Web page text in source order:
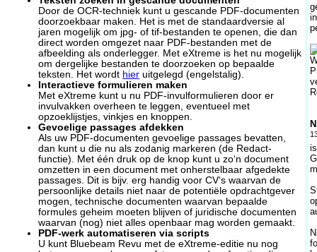
Door de OCR-techniek kunt u gescande PDF-documenten
doorzoekbaar maken. Het is met de standaardversie al
jaren mogelijk om jpg- of tif-bestanden te openen, die dan
direct worden omgezet naar PDF-bestanden met de
afbeelding als onderlegger. Met eXtreme is het nu mogelijk
om dergelijke bestanden te doorzoeken op bepaalde
teksten. Het wordt hier uitgelegd (engelstalig).
Interactieve formulieren maken
Met eXtreme kunt u nu PDF-invulformulieren door er
invulvakken overheen te leggen, eventueel met
opzoeklijstjes, vinkjes en knoppen.
Gevoelige passages afdekken
Als uw PDF-documenten gevoelige passages bevatten,
dan kunt u die nu als zodanig markeren (de Redact-
functie). Met één druk op de knop kunt u zo‘n document
omzetten in een document met onherstelbaar afgedekte
passages. Dit is bijv. erg handig voor CV‘s waarvan de
persoonlijke details niet naar de potentiële opdrachtgever
mogen, technische documenten waarvan bepaalde
formules geheim moeten blijven of juridische documenten
waarvan (nog) niet alles openbaar mag worden gemaakt.
PDF-werk automatiseren via scripts
U kunt Bluebeam Revu met de eXtreme-editie nu nog